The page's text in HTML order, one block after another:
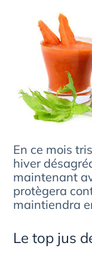
En ce mois
hiver
maintenant
protègera
maintiendra
Le top jus